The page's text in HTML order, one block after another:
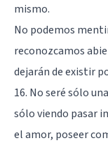
mismo.
No podemos
reconozcamos
dejarán de existir
16. No seré sólo
sólo viendo pasar
el amor, poseer